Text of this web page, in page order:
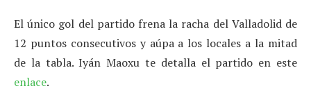
El único gol del partido frena la racha del Valladolid de
12 puntos consecutivos y aúpa a los locales a la mitad
de la tabla. Iyán Maoxu te detalla el partido en este
enlace.